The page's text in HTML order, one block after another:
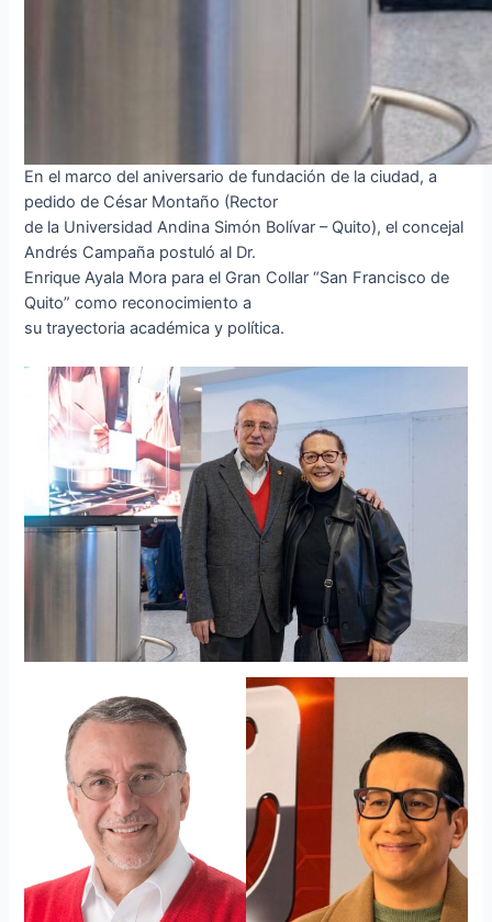
En el marco del aniversario de fundación de la ciudad, a
pedido de César Montaño (Rector
de la Universidad Andina Simón Bolívar – Quito), el concejal
Andrés Campaña postuló al Dr.
Enrique Ayala Mora para el Gran Collar “San Francisco de
Quito” como reconocimiento a
su trayectoria académica y política.